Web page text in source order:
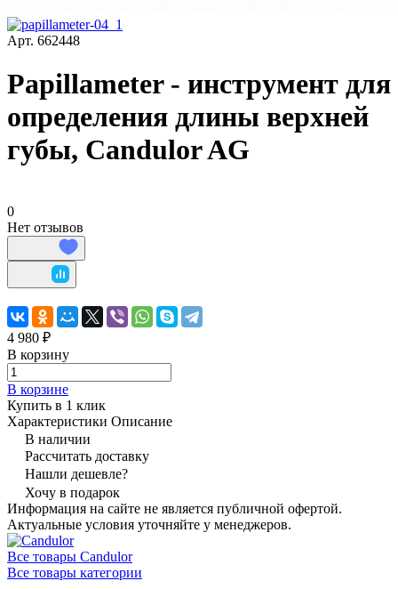
Арт. 662448
Papillameter - инструмент для
определения длины верхней
губы, Candulor AG
0
Нет отзывов
4 980 ₽
В корзину
В корзине
Купить в 1 клик
Характеристики Описание
В наличии
Рассчитать доставку
Нашли дешевле?
Хочу в подарок
Информация на сайте не является публичной офертой.
Актуальные условия уточняйте у менеджеров.
Все товары Candulor
Все товары категории